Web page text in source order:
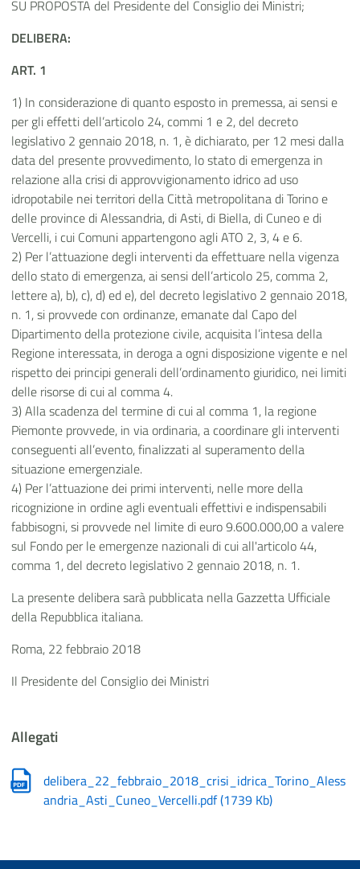
SU PROPOSTA del Presidente del Consiglio dei Ministri;
DELIBERA:
ART. 1
1) In considerazione di quanto esposto in premessa, ai sensi e
per gli effetti dell’articolo 24, commi 1 e 2, del decreto
legislativo 2 gennaio 2018, n. 1, è dichiarato, per 12 mesi dalla
data del presente provvedimento, lo stato di emergenza in
relazione alla crisi di approvvigionamento idrico ad uso
idropotabile nei territori della Città metropolitana di Torino e
delle province di Alessandria, di Asti, di Biella, di Cuneo e di
Vercelli, i cui Comuni appartengono agli ATO 2, 3, 4 e 6.
2) Per l’attuazione degli interventi da effettuare nella vigenza
dello stato di emergenza, ai sensi dell’articolo 25, comma 2,
lettere a), b), c), d) ed e), del decreto legislativo 2 gennaio 2018,
n. 1, si provvede con ordinanze, emanate dal Capo del
Dipartimento della protezione civile, acquisita l’intesa della
Regione interessata, in deroga a ogni disposizione vigente e nel
rispetto dei principi generali dell’ordinamento giuridico, nei limiti
delle risorse di cui al comma 4.
3) Alla scadenza del termine di cui al comma 1, la regione
Piemonte provvede, in via ordinaria, a coordinare gli interventi
conseguenti all’evento, finalizzati al superamento della
situazione emergenziale.
4) Per l’attuazione dei primi interventi, nelle more della
ricognizione in ordine agli eventuali effettivi e indispensabili
fabbisogni, si provvede nel limite di euro 9.600.000,00 a valere
sul Fondo per le emergenze nazionali di cui all'articolo 44,
comma 1, del decreto legislativo 2 gennaio 2018, n. 1.
La presente delibera sarà pubblicata nella Gazzetta Ufficiale
della Repubblica italiana.
Roma, 22 febbraio 2018
Il Presidente del Consiglio dei Ministri
Allegati
delibera_22_febbraio_2018_crisi_idrica_Torino_Aless
andria_Asti_Cuneo_Vercelli.pdf(1739 Kb)